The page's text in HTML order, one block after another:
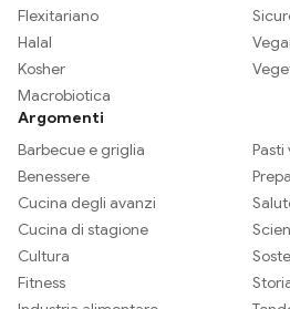
Flexitariano
Halal
Kosher
Macrobiotica
Argomenti
Barbecue e griglia
Benessere
Cucina degli avanzi
Cucina di stagione
Cultura
Fitness
Pasti